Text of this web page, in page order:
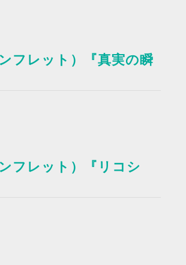
ンフレット）『真実の瞬
ンフレット）『リコシ